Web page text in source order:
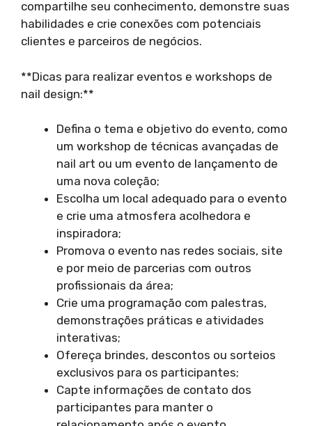
compartilhe seu conhecimento, demonstre suas
habilidades e crie conexões com potenciais
clientes e parceiros de negócios.
**Dicas para realizar eventos e workshops de
nail design:**
Defina o tema e objetivo do evento, como
um workshop de técnicas avançadas de
nail art ou um evento de lançamento de
uma nova coleção;
Escolha um local adequado para o evento
e crie uma atmosfera acolhedora e
inspiradora;
Promova o evento nas redes sociais, site
e por meio de parcerias com outros
profissionais da área;
Crie uma programação com palestras,
demonstrações práticas e atividades
interativas;
Ofereça brindes, descontos ou sorteios
exclusivos para os participantes;
Capte informações de contato dos
participantes para manter o